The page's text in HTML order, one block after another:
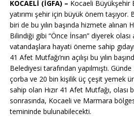
KOCAELİ (İGFA) – Kocaeli Büyükşehir
yatırımı şehir için büyük önem taşıyor.
biri de bu yılın başında hizmete alınan
Bilindiği gibi “Önce İnsan” diyerek
vatandaşlara hayati öneme sahip
41 Afet Mutfağı’nın açılışı bu yılın
Belediyesi tarafından yapılmıştı.
çorba ve 20 bin kişilik üç çeşit yemek
sahip olan Hızır 41 Afet Mutfağı,
sonrasında, Kocaeli ve Marmara
temininde bulunabilecekti.